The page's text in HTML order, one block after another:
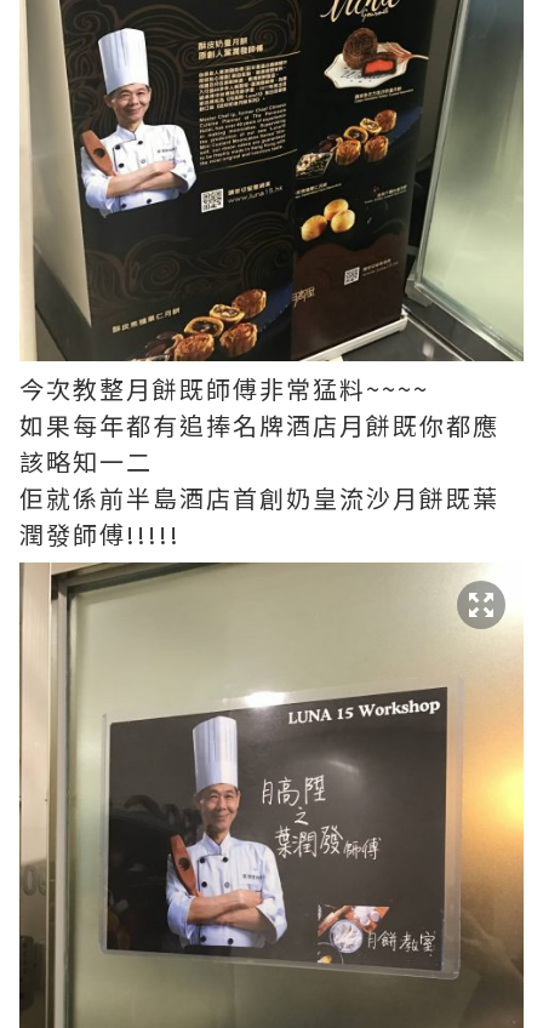
今次教整月餅既師傅非常猛料~~~~
如果每年都有追捧名牌酒店月餅既你都應
該略知一二
佢就係前半島酒店首創奶皇流沙月餅既葉
潤發師傅!!!!!